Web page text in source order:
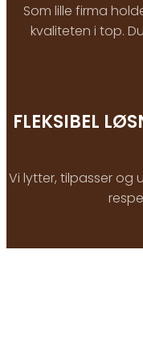
Som lille firma
kvaliteten i top.
FLEKSIBEL
Vi lytter, tilpasser og